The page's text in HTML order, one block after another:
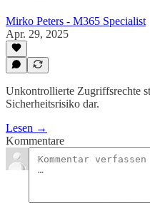
Mirko Peters - M365 Specialist
Apr. 29, 2025
Unkontrollierte Zugriffsrechte
Sicherheitsrisiko dar.
Lesen →
Kommentare